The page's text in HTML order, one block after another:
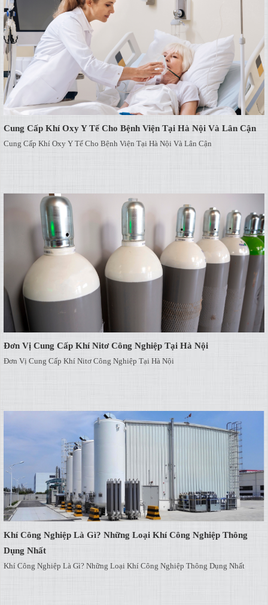
Cung Cấp Khí Oxy Y Tế Cho Bệnh Viện Tại Hà Nội Và Lân Cận
Cung Cấp Khí Oxy Y Tế Cho Bệnh Viện Tại Hà Nội Và Lân Cận
Đơn Vị Cung Cấp Khí Nitơ Công Nghiệp Tại Hà Nội
Đơn Vị Cung Cấp Khí Nitơ Công Nghiệp Tại Hà Nội
Khí Công Nghiệp Là Gì? Những Loại Khí Công Nghiệp Thông
Dụng Nhất
Khí Công Nghiệp Là Gì? Những Loại Khí Công Nghiệp Thông Dụng Nhất